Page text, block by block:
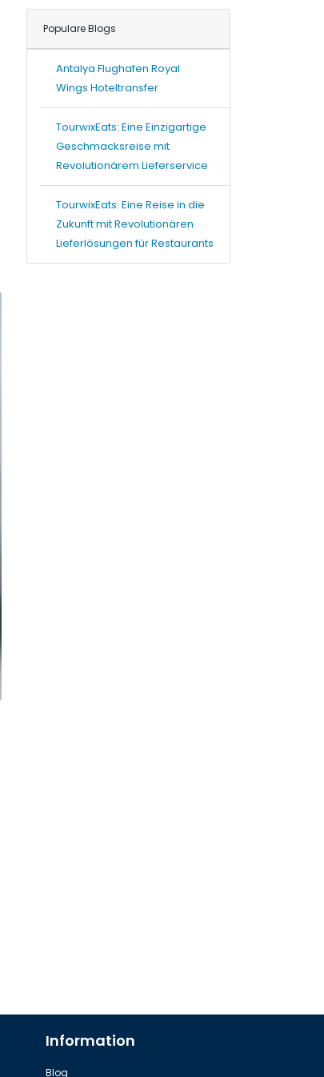
Populare Blogs
Antalya Flughafen Royal
Wings Hoteltransfer
TourwixEats: Eine Einzigartige
Geschmacksreise mit
Revolutionärem Lieferservice
TourwixEats: Eine Reise in die
Zukunft mit Revolutionären
Lieferlösungen für Restaurants
Information
Blog